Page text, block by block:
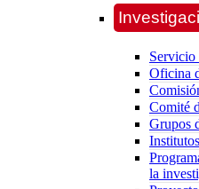
Servicio
Oficina
Comité
Grupos
la